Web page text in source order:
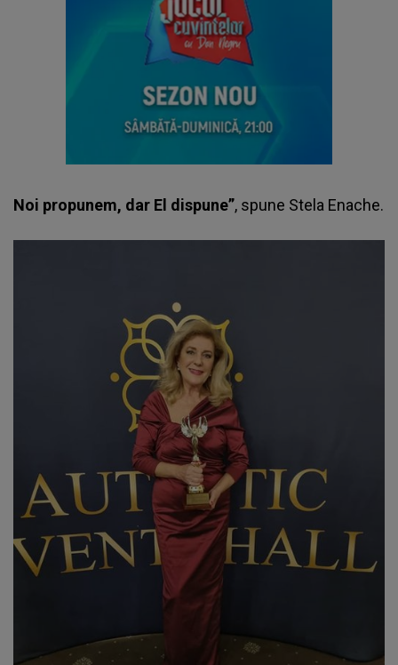
Noi propunem, dar El dispune”, spune Stela Enache.